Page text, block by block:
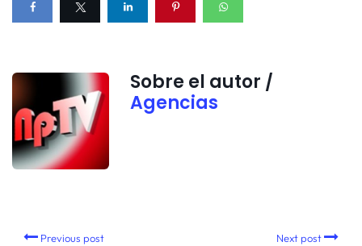
Sobre el autor /
Agencias
Previous post Next post